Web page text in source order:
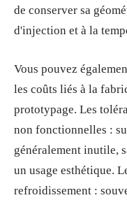
de conserver sa
d'injection et à la
Vous pouvez
les coûts liés à la
prototypage. Les
non fonctionnelles :
généralement inutile,
un usage esthétique.
refroidissement :